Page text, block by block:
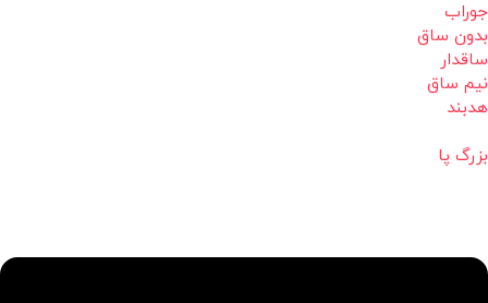
جوراب
بدون ساق
ساقدار
نیم ساق
هدبند
بزرگ پا